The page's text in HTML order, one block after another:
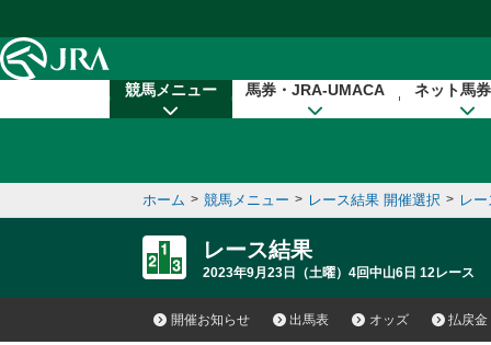
競馬メニュー 馬券・JRA-UMACA ネット馬
ホーム > 競馬メニュー > レース結果 開催選択 > レ
レース結果
2023年9月23日（土曜）4回中山6日 12レース
開催お知らせ 出馬表 オッズ 払戻金